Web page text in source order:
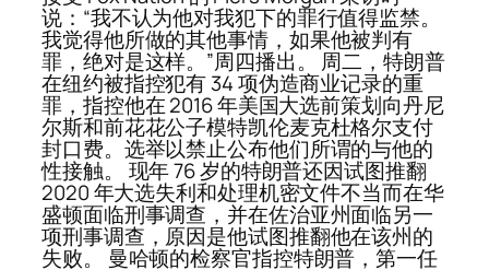
说：“我不认为他对我犯下的罪行值得监禁。
我觉得他所做的其他事情，如果他被判有
罪，绝对是这样。”周四播出。 周二，特朗普
在纽约被指控犯有 34 项伪造商业记录的重
罪，指控他在 2016 年美国大选前策划向丹尼
尔斯和前花花公子模特凯伦麦克杜格尔支付
封口费。选举以禁止公布他们所谓的与他的
性接触。 现年 76 岁的特朗普还因试图推翻
2020 年大选失利和处理机密文件不当而在华
盛顿面临刑事调查，并在佐治亚州面临另一
项刑事调查，原因是他试图推翻他在该州的
失败。 曼哈顿的检察官指控特朗普，第一任